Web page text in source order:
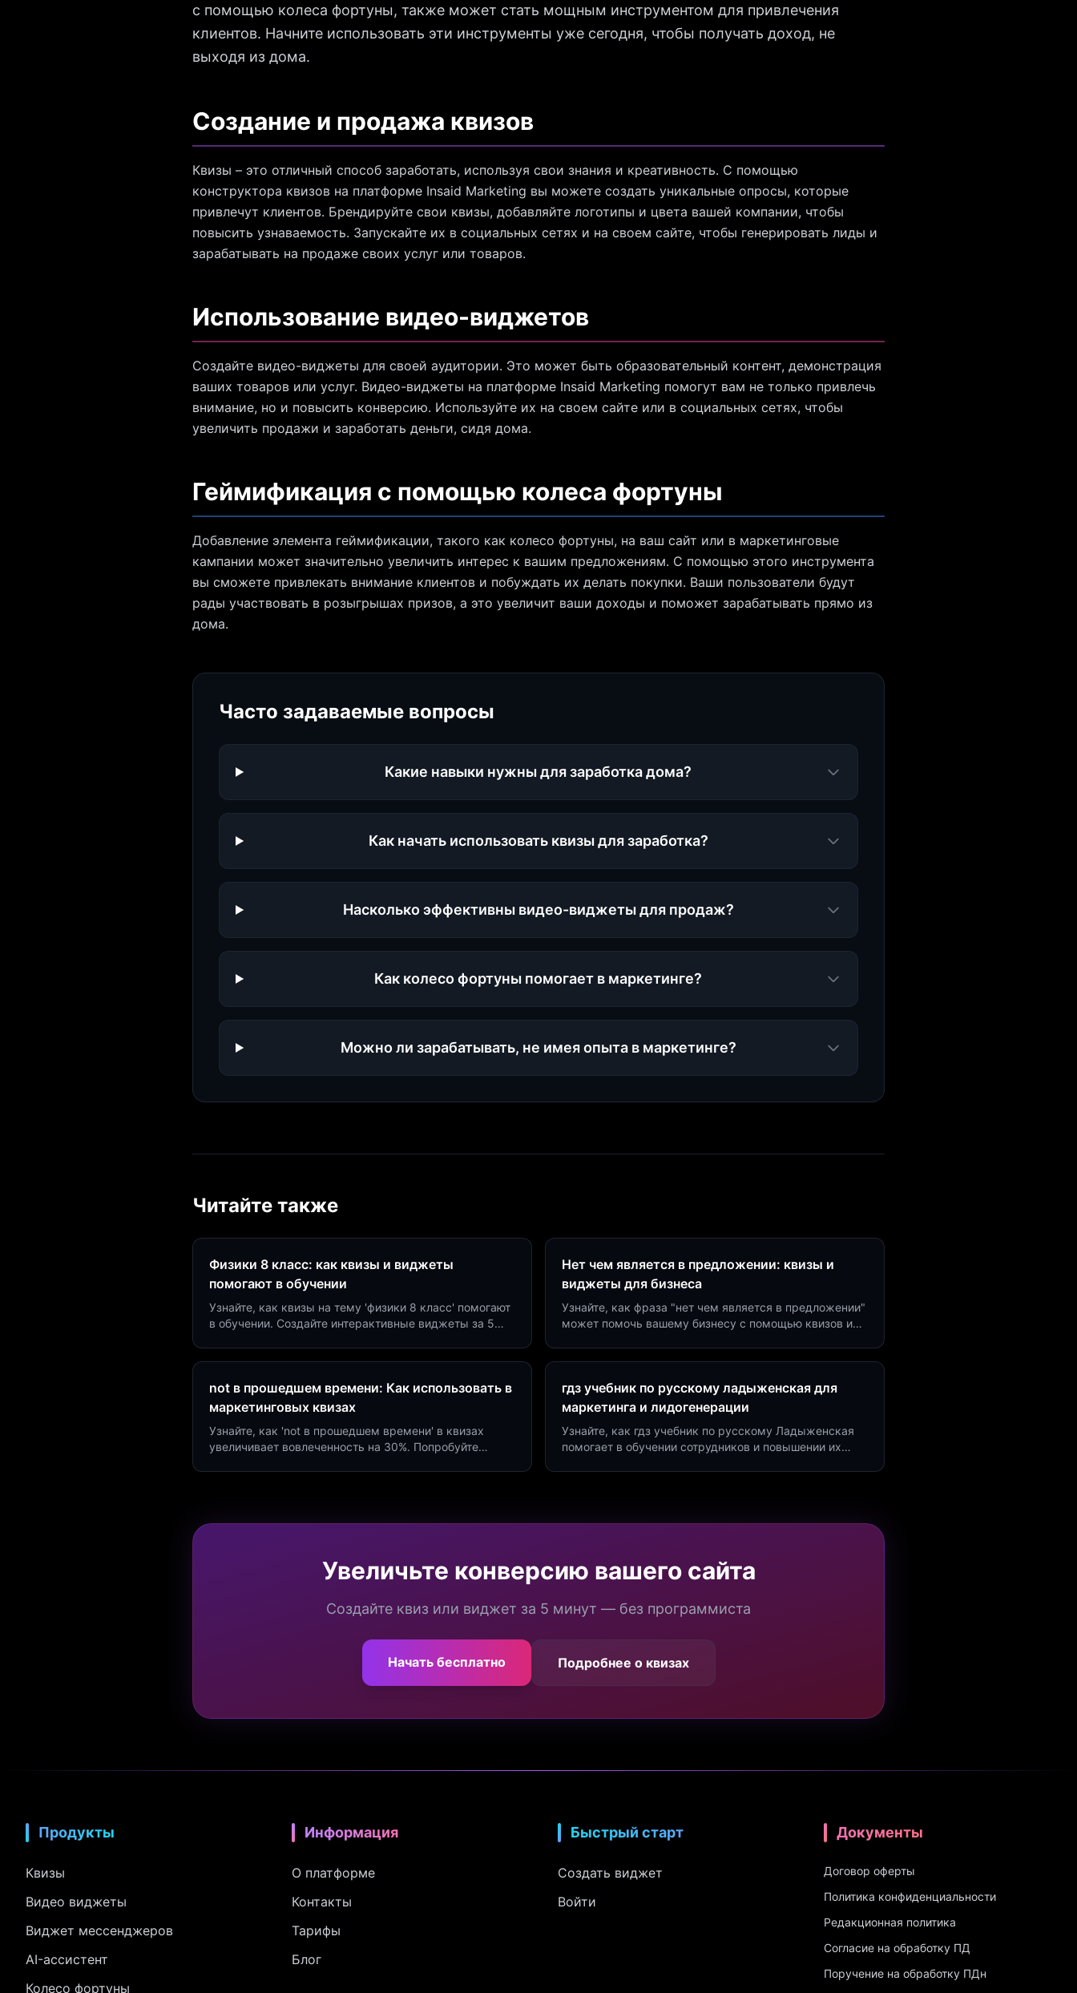
с помощью колеса фортуны, также может стать мощным инструментом для привлечения
клиентов. Начните использовать эти инструменты уже сегодня, чтобы получать доход, не
выходя из дома.
Создание и продажа квизов
Квизы – это отличный способ заработать, используя свои знания и креативность. С помощью
конструктора квизов на платформе Insaid Marketing вы можете создать уникальные опросы, которые
привлечут клиентов. Брендируйте свои квизы, добавляйте логотипы и цвета вашей компании, чтобы
повысить узнаваемость. Запускайте их в социальных сетях и на своем сайте, чтобы генерировать лиды и
зарабатывать на продаже своих услуг или товаров.
Использование видео-виджетов
Создайте видео-виджеты для своей аудитории. Это может быть образовательный контент, демонстрация
ваших товаров или услуг. Видео-виджеты на платформе Insaid Marketing помогут вам не только привлечь
внимание, но и повысить конверсию. Используйте их на своем сайте или в социальных сетях, чтобы
увеличить продажи и заработать деньги, сидя дома.
Геймификация с помощью колеса фортуны
Добавление элемента геймификации, такого как колесо фортуны, на ваш сайт или в маркетинговые
кампании может значительно увеличить интерес к вашим предложениям. С помощью этого инструмента
вы сможете привлекать внимание клиентов и побуждать их делать покупки. Ваши пользователи будут
рады участвовать в розыгрышах призов, а это увеличит ваши доходы и поможет зарабатывать прямо из
дома.
Часто задаваемые вопросы
Какие навыки нужны для заработка дома?
Как начать использовать квизы для заработка?
Насколько эффективны видео-виджеты для продаж?
Как колесо фортуны помогает в маркетинге?
Можно ли зарабатывать, не имея опыта в маркетинге?
Читайте также
Физики 8 класс: как квизы и виджеты
помогают в обучении
Узнайте, как квизы на тему 'физики 8 класс' помогают
в обучении. Создайте интерактивные виджеты за 5
Нет чем является в предложении: квизы и
виджеты для бизнеса
Узнайте, как фраза "нет чем является в предложении"
может помочь вашему бизнесу с помощью квизов и
not в прошедшем времени: Как использовать в
маркетинговых квизах
Узнайте, как 'not в прошедшем времени' в квизах
увеличивает вовлеченность на 30%. Попробуйте
гдз учебник по русскому ладыженская для
маркетинга и лидогенерации
Узнайте, как гдз учебник по русскому Ладыженская
помогает в обучении сотрудников и повышении их
Увеличьте конверсию вашего сайта
Создайте квиз или виджет за 5 минут — без программиста
Начать бесплатно Подробнее о квизах
Продукты
Квизы
Видео виджеты
Виджет мессенджеров
AI-ассистент
Колесо фортуны
Информация
О платформе
Контакты
Тарифы
Блог
Быстрый старт
Создать виджет
Войти
Документы
Договор оферты
Политика конфиденциальности
Редакционная политика
Согласие на обработку ПД
Поручение на обработку ПДн